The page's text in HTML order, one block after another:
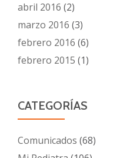
abril 2016 (2)
marzo 2016 (3)
febrero 2016 (6)
febrero 2015 (1)
CATEGORÍAS
Comunicados (68)